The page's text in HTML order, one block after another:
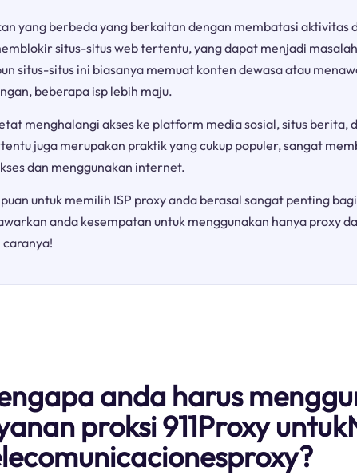
yang berbeda yang berkaitan dengan membatasi aktivitas
situs-situs web tertentu, yang dapat menjadi
situs-situs ini biasanya memuat konten dewasa atau
beberapa isp lebih maju.
menghalangi akses ke platform media sosial, situs berita,
juga merupakan praktik yang cukup populer, sangat
dan menggunakan internet.
untuk memilih ISP proxy anda berasal sangat penting
anda kesempatan untuk menggunakan hanya proxy
caranya!
anda harus
proksi 911Proxy